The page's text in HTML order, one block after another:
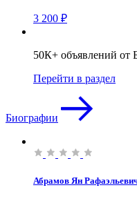
3 200 ₽
50К+ объявлений от
Перейти в раздел
Биографии
Абрамов Ян